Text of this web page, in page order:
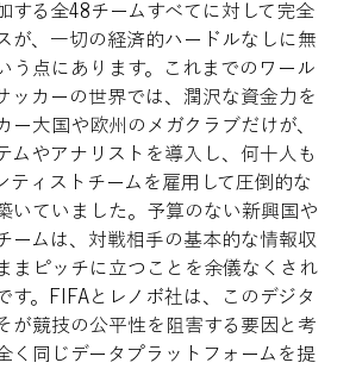
する全48チームすべてに対して完全
が、一切の経済的ハードルなしに無
う点にあります。これまでのワール
ッカーの世界では、潤沢な資金力を
ー大国や欧州のメガクラブだけが、
ムやアナリストを導入し、何十人も
ティストチームを雇用して圧倒的な
いていました。予算のない新興国や
ームは、対戦相手の基本的な情報収
まピッチに立つことを余儀なくされ
す。FIFAとレノボ社は、このデジタ
が競技の公平性を阻害する要因と考
く同じデータプラットフォームを提